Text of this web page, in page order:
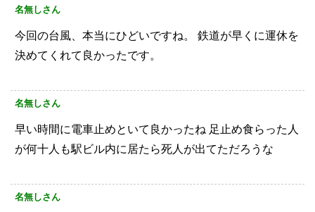
名無しさん
今回の台風、本当にひどいですね。
鉄道が早くに運休を
決めてくれて良かったです。
名無しさん
早い時間に電車止めといて良かったね 足止め食らった人
が何十人も駅ビル内に居たら死人が出てただろうな
名無しさん